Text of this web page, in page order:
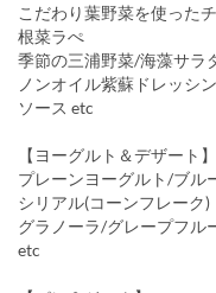
こだわり葉野菜を使った
根菜ラぺ
季節の三浦野菜/海藻サラ
ノンオイル紫蘇ドレッシ
ソース etc
【ヨーグルト＆デザート】
プレーンヨーグルト/ブル
シリアル(コーンフレーク)
グラノーラ/グレープフ
etc